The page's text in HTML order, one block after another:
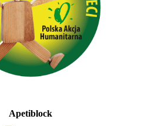
Apetiblock